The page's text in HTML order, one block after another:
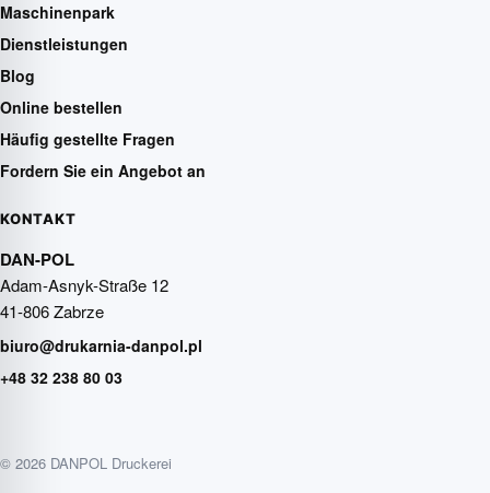
Maschinenpark
Dienstleistungen
Blog
Online bestellen
Häufig gestellte Fragen
Fordern Sie ein Angebot an
KONTAKT
DAN-POL
Adam-Asnyk-Straße 12
41-806 Zabrze
biuro@drukarnia-danpol.pl
+48 32 238 80 03
© 2026 DANPOL Druckerei